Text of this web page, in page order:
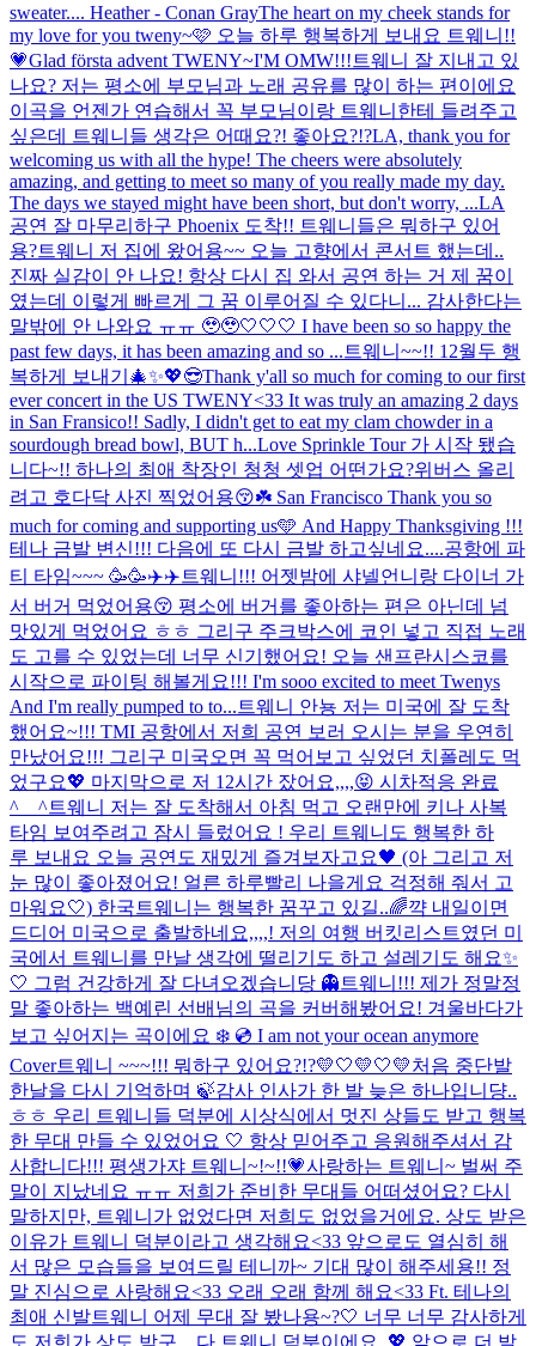
sweater.... Heather - Conan GrayThe heart on my cheek stands for
my love for you tweny~🩷 오늘 하루 행복하게 보내요 트웨니!!
💗Glad första advent TWENY~I'M OMW!!! 트웨니 잘 지내고 있
나요? 저는 평소에 부모님과 노래 공유를 많이 하는 편이에요
이곡을 언젠가 연습해서 꼭 부모님이랑 트웨니한테 들려주고
싶은데 트웨니들 생각은 어때요?! 좋아요?!?LA, thank you for
welcoming us with all the hype! The cheers were absolutely
amazing, and getting to meet so many of you really made my day.
The days we stayed might have been short, but don't worry, ...LA
공연 잘 마무리하구 Phoenix 도착!! 트웨니들은 뭐하구 있어
용?트웨니 저 집에 왔어용~~ 오늘 고향에서 콘서트 했는데..
진짜 실감이 안 나요! 항상 다시 집 와서 공연 하는 거 제 꿈이
였는데 이렇게 빠르게 그 꿈 이루어질 수 있다니... 감사한다는
말밖에 안 나와요 ㅠㅠ 🥹🥹🤍🤍🤍 I have been so so happy the
past few days, it has been amazing and so ... 트웨니~~!! 12월두 행
복하게 보내기🎄✨💖😎Thank y'all so much for coming to our first
ever concert in the US TWENY<33 It was truly an amazing 2 days
in San Fransico!! Sadly, I didn't get to eat my clam chowder in a
sourdough bread bowl, BUT h...Love Sprinkle Tour 가 시작 됐습
니다~!! 하나의 최애 착장인 청청 셋업 어떤가요?위버스 올리
려고 호다닥 사진 찍었어용😚☘️ San Francisco Thank you so
much for coming and supporting us🩵 And Happy Thanksgiving !!!
테나 금발 변신!!! 다음에 또 다시 금발 하고싶네요....공항에 파
티 타임~~~ 🥳🥳✈️✈️ 트웨니!!! 어젯밤에 샤넬언니랑 다이너 가
서 버거 먹었어용😚 평소에 버거를 좋아하는 편은 아닌데 넘
맛있게 먹었어요 ㅎㅎ 그리구 주크박스에 코인 넣고 직접 노래
도 고를 수 있었는데 너무 신기했어요! 오늘 샌프란시스코를
시작으로 파이팅 해볼게요!!! I'm sooo excited to meet Twenys
And I'm really pumped to to... 트웨니 안뇽 저는 미국에 잘 도착
했어요~!!! TMI 공항에서 저희 공연 보러 오시는 분을 우연히
만났어요!!! 그리구 미국오면 꼭 먹어보고 싶었던 치폴레도 먹
었구요💖 마지막으로 저 12시간 잤어요,,,,😝 시차적응 완료
^__^트웨니 저는 잘 도착해서 아침 먹고 오랜만에 키나 사복
타임 보여주려고 잠시 들렀어요 ! 우리 트웨니도 행복한 하
루 보내요 오늘 공연도 재밌게 즐겨보자고요🖤 (아 그리고 저
눈 많이 좋아졌어요! 얼른 하루빨리 나을게요 걱정해 줘서 고
마워요🤍) 한국트웨니는 행복한 꿈꾸고 있길..🌈꺅 내일이면
드디어 미국으로 출발하네요,,,,! 저의 여행 버킷리스트였던 미
국에서 트웨니를 만날 생각에 떨리기도 하고 설레기도 해요✨
🤍 그럼 건강하게 잘 다녀오겠습니당 👻 트웨니!!! 제가 정말정
말 좋아하는 백예린 선배님의 곡을 커버해봤어요! 겨울바다가
보고 싶어지는 곡이에요 ❄️ 💿 I am not your ocean anymore
Cover트웨니 ~~~!!! 뭐하구 있어요?!?💛🤍💛🤍💛처음 중단발
한날을 다시 기억하며 🍃감사 인사가 한 발 늦은 하나입니댱..
ㅎㅎ 우리 트웨니들 덕분에 시상식에서 멋진 상들도 받고 행복
한 무대 만들 수 있었어요 🤍 항상 믿어주고 응원해주셔서 감
사합니다!!! 평생가쟈 트웨니~!~!!💗사랑하는 트웨니~ 벌써 주
말이 지났네요 ㅠㅠ 저희가 준비한 무대들 어떠셨어요? 다시
말하지만, 트웨니가 없었다면 저희도 없었을거에요. 상도 받은
이유가 트웨니 덕분이라고 생각해요<33 앞으로도 열심히 해
서 많은 모습들을 보여드릴 테니까~ 기대 많이 해주세용!! 정
말 진심으로 사랑해요<33 오래 오래 함께 해요<33 Ft. 테나의
최애 신발트웨니 어제 무대 잘 봤나용~?🤍 너무 너무 감사하게
도 저희가 상도 받구,,, 다 트웨니 덕분이에요,,💖 앞으로 더 발